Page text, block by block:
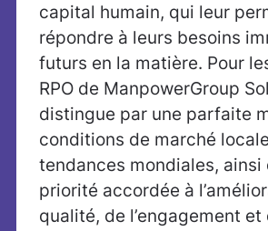
capital humain, qui leur
répondre à leurs besoins
futurs en la matière. Pour
RPO de ManpowerGroup
distingue par une parfaite
conditions de marché
tendances mondiales, ainsi
priorité accordée à
qualité, de l’engagement et